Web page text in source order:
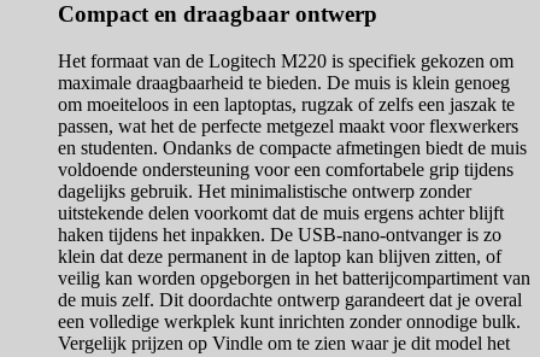
Compact en draagbaar ontwerp
Het formaat van de Logitech M220 is specifiek gekozen om
maximale draagbaarheid te bieden. De muis is klein genoeg
om moeiteloos in een laptoptas, rugzak of zelfs een jaszak te
passen, wat het de perfecte metgezel maakt voor flexwerkers
en studenten. Ondanks de compacte afmetingen biedt de muis
voldoende ondersteuning voor een comfortabele grip tijdens
dagelijks gebruik. Het minimalistische ontwerp zonder
uitstekende delen voorkomt dat de muis ergens achter blijft
haken tijdens het inpakken. De USB-nano-ontvanger is zo
klein dat deze permanent in de laptop kan blijven zitten, of
veilig kan worden opgeborgen in het batterijcompartiment van
de muis zelf. Dit doordachte ontwerp garandeert dat je overal
een volledige werkplek kunt inrichten zonder onnodige bulk.
Vergelijk prijzen op Vindle om te zien waar je dit model het